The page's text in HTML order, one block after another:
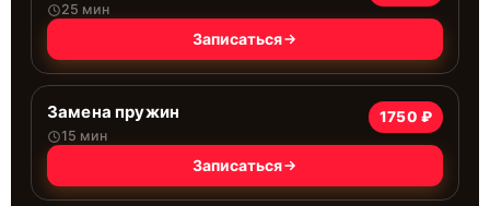
25 мин
Записаться
Замена пружин
15 мин
1750 ₽
Записаться